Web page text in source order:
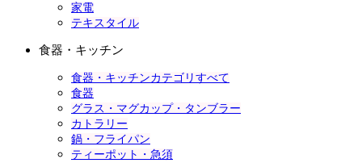
家電
テキスタイル
食器・キッチン
食器・キッチンカテゴリすべて
食器
グラス・マグカップ・タンブラー
カトラリー
鍋・フライパン
ティーポット・急須